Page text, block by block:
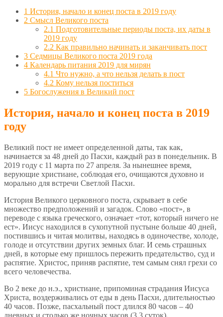
1 История, начало и конец поста в 2019 году
2 Смысл Великого поста
2.1 Подготовительные периоды поста, их даты в
2019 году
2.2 Как правильно начинать и заканчивать пост
3 Седмицы Великого поста 2019 года
4 Календарь питания 2019 для мирян
4.1 Что нужно, а что нельзя делать в пост
4.2 Кому нельзя поститься
5 Богослужения в Великий пост
История, начало и конец поста в 2019
году
Великий пост не имеет определенной даты, так как,
начинается за 48 дней до Пасхи, каждый раз в понедельник. В
2019 году с 11 марта по 27 апреля. За нынешнее время,
верующие христиане, соблюдая его, очищаются духовно и
морально для встречи Светлой Пасхи.
История Великого церковного поста, скрывает в себе
множество предположений и загадок. Слово «пост», в
переводе с языка греческого, означает «тот, который ничего не
ест». Иисус находился в сухопутной пустыне больше 40 дней,
постившись и читая молитвы, находясь в одиночестве, холоде,
голоде и отсутствии других земных благ. И семь страшных
дней, в которые ему пришлось пережить предательство, суд и
распятие. Христос, приняв распятие, тем самым снял грехи со
всего человечества.
Во 2 веке до н.э., христиане, припоминая страдания Иисуса
Христа, воздерживались от еды в день Пасхи, длительностью
40 часов. Позже, пасхальный пост длился 80 часов – 40
дневных и столько же ночных часов (3,3 суток).